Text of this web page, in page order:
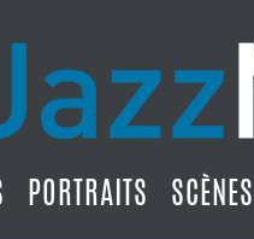
PORTRAITS SCÈNES